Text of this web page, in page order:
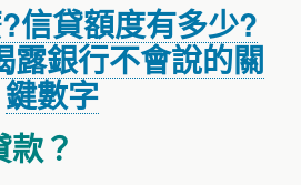
信貸額度有多少?
露銀行不會說的關
鍵數字
？